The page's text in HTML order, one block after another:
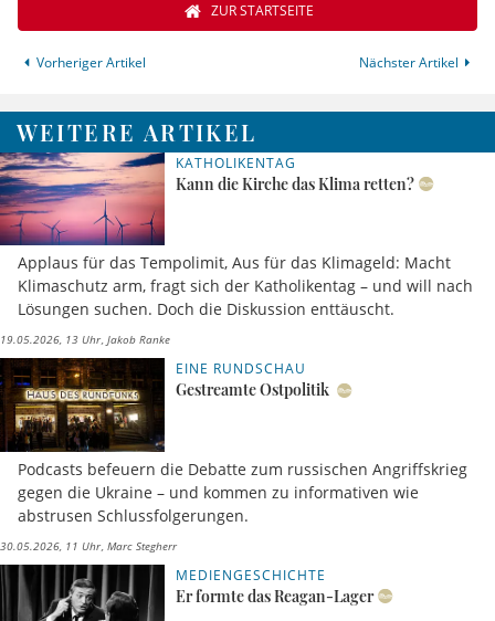
Vorheriger Artikel
ZUR STARTSEITE
Nächster Artikel
WEITERE ARTIKEL
KATHOLIKENTAG
Kann die Kirche das Klima retten?
Applaus für das Tempolimit, Aus für das Klimageld: Macht
Klimaschutz arm, fragt sich der Katholikentag – und will nach
Lösungen suchen. Doch die Diskussion enttäuscht.
19.05.2026, 13 Uhr Jakob Ranke
EINE RUNDSCHAU
Gestreamte Ostpolitik
Podcasts befeuern die Debatte zum russischen Angriffskrieg
gegen die Ukraine – und kommen zu informativen wie
abstrusen Schlussfolgerungen.
30.05.2026, 11 Uhr Marc Stegherr
MEDIENGESCHICHTE
Er formte das Reagan-Lager